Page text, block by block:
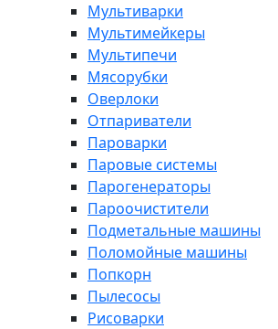
Мультиварки
Мультимейкеры
Мультипечи
Мясорубки
Оверлоки
Отпариватели
Пароварки
Паровые системы
Парогенераторы
Пароочистители
Подметальные машины
Поломойные машины
Попкорн
Пылесосы
Рисоварки